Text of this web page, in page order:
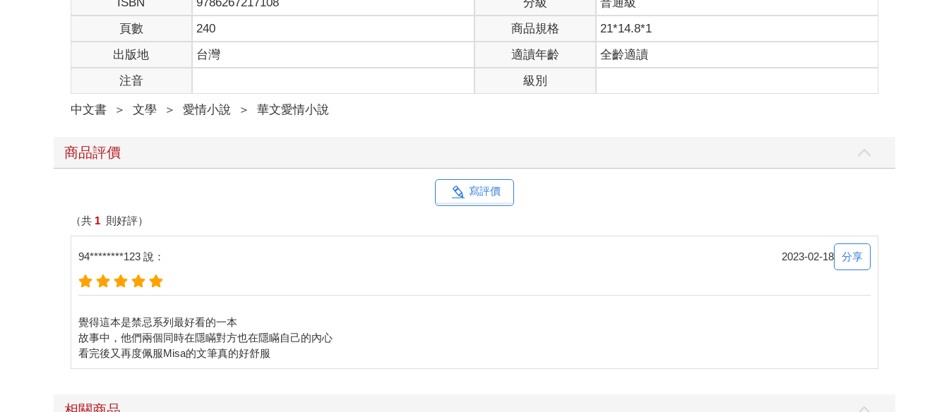
星期六，夏蟬穿了短褲和簡單的素面上衣，背上了小包包就準備出門。
媽媽又是一臉擔心的模樣，但爸爸也在，所以她沒有再多說什麼，只是要她注意安全。
夏蟬來到和董炎成約好的地點，遠遠就瞧見對方站在櫥窗前整理自己的服裝儀容。他穿著皮製背心，上面還有一些銀飾裝扮，乍看之下有點俗氣，不過搭配在董炎成的身上，
就跟他的金髮一樣，很適合他。
「喔，夏蟬，妳來了啊。」董炎成從櫥窗反射的倒影發現了夏蟬，趕緊回過頭和她打招呼，然後稍微打量了一下夏蟬的穿著，忍不住一笑。
「怎麼了？」
「沒有，只是和我想得一樣，妳就是會穿這樣。」
「當然是褒嘍。」董炎成開心笑道：「雖然沒有限制大家要穿什麼，不過聽blindness的時候，大多數的人都會穿得像我這樣喔。」
「不行，票錢不少吧，況且我對這場演唱會也是有興趣的，就讓我出吧。」事實上，夏蟬事先查過了演唱會的票價，以學生來說確實不便宜，況且blindness的演出活動更是場
「妳還真是堅持，這樣的話……晚餐跟飲料讓妳請如何？」
「這樣還是我賺到吧。」
「就當作是妳賺到啦。」董炎成看了一下手機，「時間差不多了，我們快先去吃飯，不然就來不及了。」
到了人聲鼎沸的餐廳，他們兩個被安排到窗邊的位子。一開始因為這裡像情侶雅座讓夏蟬有些彆扭，然而環境實在太美了，每張照片拍起來都彷彿自帶濾鏡，所以她很快就忘
卻尷尬。
而董炎成似乎分不出座位的差異，只專注在菜單上面，最後徵求夏蟬的同意後，隨意點了幾道菜，兩個人便開始拍起照來。
「等等的演唱會可以拍照嗎？」
ISBN
9786267217108 分級
普通級
頁數
240 商品規格
21*14.8*1
出版地
台灣 適讀年齡
全齡適讀
注音
級別
中文書 ＞ 文學 ＞ 愛情小說 ＞ 華文愛情小說
商品評價
寫評價
（共 1 則好評）
94********123 說： 2023-02-18 分享
覺得這本是禁忌系列最好看的一本
故事中，他們兩個同時在隱瞞對方也在隱瞞自己的內心